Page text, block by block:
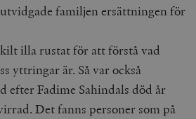
familjen ersättningen för
illa rustat för att förstå vad
yttringar är. Så var också
efter Fadime Sahindals död år
Det fanns personer som på